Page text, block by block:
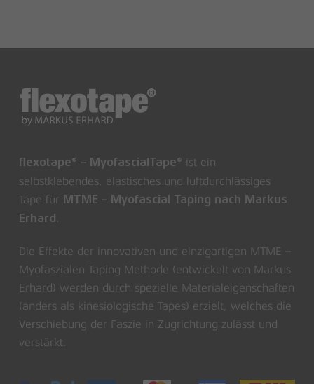
flexotape® – MyofascialTape®
ist ein
selbstklebendes, elastisches und luftdurchlässiges
Tape für MTME – Myofascial Taping nach Markus
Erhard.
Die Effekte der innovativen und einzigartigen MTME –
Myofaszialen Taping Methode (entwickelt von Markus
Erhard) werden durch spezielle Materialeigenschaften
(anders als kinesiologische Tapes) erzielt, welches die
Verschiebung der Faszie in Zugrichtung zulässt und
verstärkt.